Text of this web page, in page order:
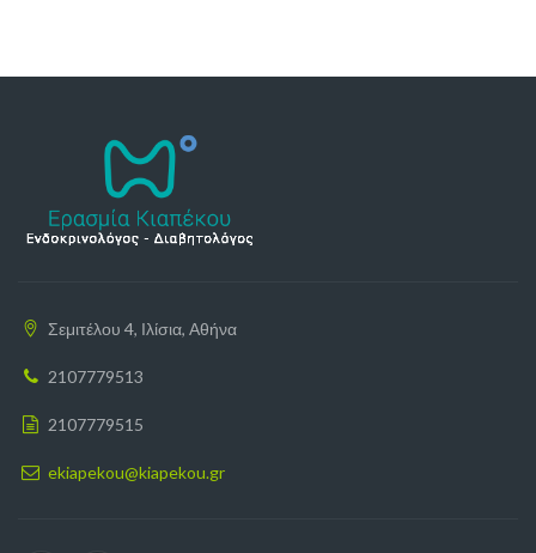
Σεμιτέλου 4, Ιλίσια, Αθήνα
2107779513
2107779515
ekiapekou@kiapekou.gr